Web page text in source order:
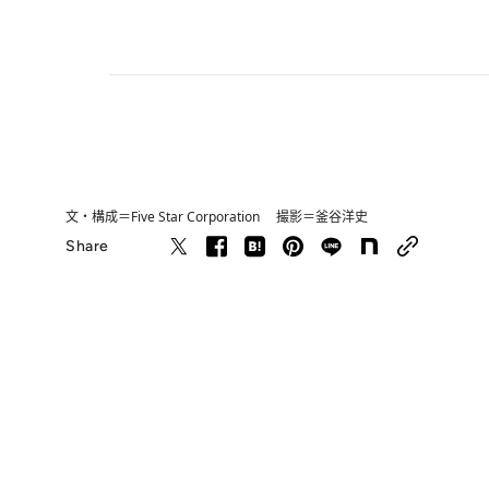
文・構成＝Five Star Corporation 撮影＝釜谷洋史
Share